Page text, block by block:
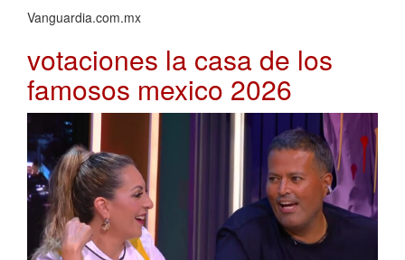
Vanguardia.com.mx
votaciones la casa de los
famosos mexico 2026